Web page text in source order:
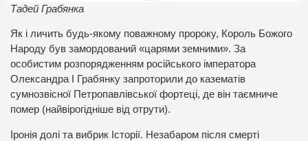
Тадей Грабянка
Як і личить будь-якому поважному пророку, Король Божого
Народу був замордований «царями земними». За
особистим розпорядженням російського імператора
Олександра І Грабянку запроторили до казематів
сумнозвісної Петропавлівської фортеці, де він таємниче
помер (найвірогідніше від отрути).
Іронія долі та вибрик Історії. Незабаром після смерті